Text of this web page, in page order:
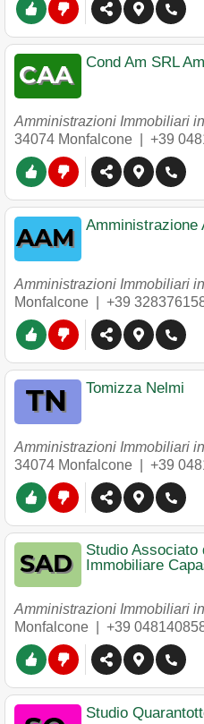
Cond Am SRL
Amministrazioni Immobiliari in
34074 Monfalcone +39
Amministrazione
Amministrazioni Immobiliari in
Monfalcone
+39
Tomizza Nelmi
Amministrazioni Immobiliari in
34074 Monfalcone +39
Studio Associato
Immobiliare
Amministrazioni Immobiliari in
Monfalcone
+39
Studio